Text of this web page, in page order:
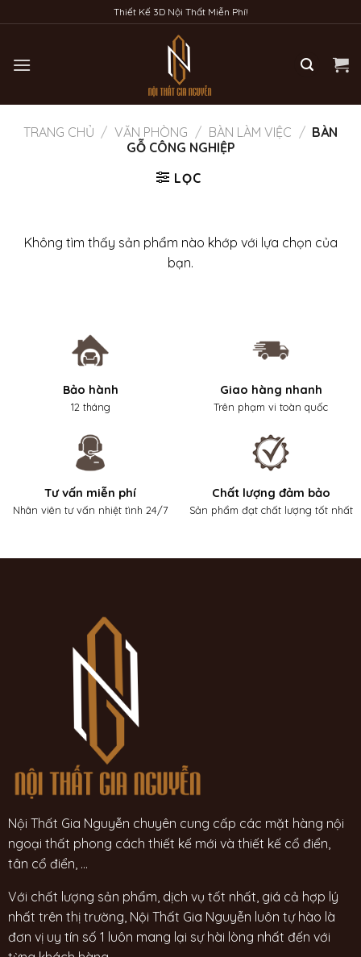
qua
dung
Thiết Kế 3D Nội Thất Miễn Phí!
TRANG CHỦ / VĂN PHÒNG / BÀN LÀM VIỆC / BÀN
GỖ CÔNG NGHIỆP
LỌC
Không tìm thấy sản phẩm nào khớp với lựa chọn của
bạn.
Bảo hành
12 tháng
Giao hàng nhanh
Trên phạm vi toàn quốc
Tư vấn miễn phí
Nhân viên tư vấn nhiệt tình 24/7
Chất lượng đảm bảo
Sản phẩm đạt chất lượng tốt nhất
Nội Thất Gia Nguyễn chuyên cung cấp các mặt hàng nội
ngoại thất phong cách thiết kế mới và thiết kế cổ điển,
tân cổ điển, ...
Với chất lượng sản phẩm, dịch vụ tốt nhất, giá cả hợp lý
nhất trên thị trường, Nội Thất Gia Nguyễn luôn tự hào là
đơn vị uy tín số 1 luôn mang lại sự hài lòng nhất đến với